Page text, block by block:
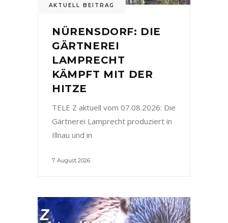
AKTUELL BEITRAG
NÜRENSDORF: DIE
GÄRTNEREI
LAMPRECHT
KÄMPFT MIT DER
HITZE
TELE Z aktuell vom 07.08.2026: Die
Gärtnerei Lamprecht produziert in
Illnau und in
7. August 2026